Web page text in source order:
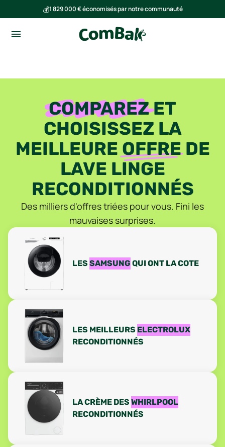
💰1 829 000 € économisés par notre communauté
COMPAREZET
CHOISISSEZ LA
MEILLEURE OFFREDE
LAVE LINGE
RECONDITIONNÉS
Des milliers d'offres triées pour vous. Fini les
mauvaises surprises.
LES SAMSUNG QUI ONT LA COTE
LES MEILLEURS ELECTROLUX
RECONDITIONNÉS
LA CRÈME DES WHIRLPOOL
RECONDITIONNÉS